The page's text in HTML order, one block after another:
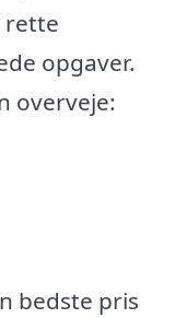
rette
opgaver.
overveje:
bedste pris